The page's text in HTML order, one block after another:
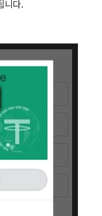
니다.